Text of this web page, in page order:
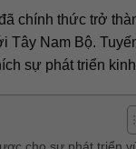
chính thức trở
Tây Nam Bộ.
sự phát triển